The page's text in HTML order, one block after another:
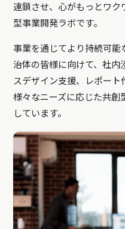
連鎖させ、心がもっとワク
型事業開発ラボです。
事業を通じてより持続可能
治体の皆様に向けて、社内
スデザイン支援、レポート
様々なニーズに応じた共創
しています。